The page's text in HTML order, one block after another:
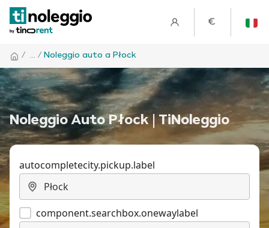
€
/ ... / Noleggio auto a Płock
Noleggio Auto Płock | TiNoleggio
autocompletecity.pickup.label
component.searchbox.onewaylabel